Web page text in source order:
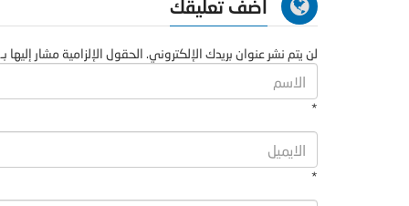
اضف تعليقك
لن يتم نشر عنوان بريدك الإلكتروني. الحقول الإلزامية مشار إليها
*
*